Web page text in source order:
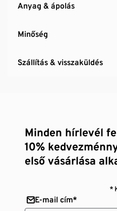
Anyag & ápolás
Minőség
Szállítás & visszaküldés
Minden hírlevél
10%
első vásárlása
*
E-mail cím*